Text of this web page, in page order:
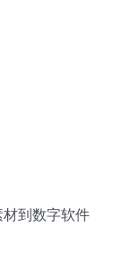
到数字软件